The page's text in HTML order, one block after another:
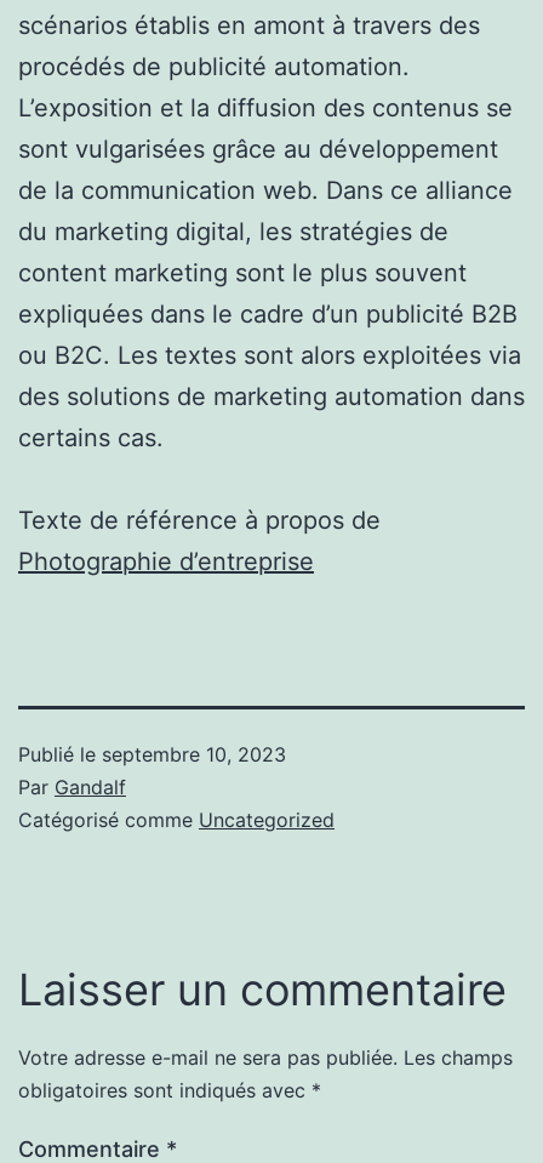
scénarios établis en amont à travers des
procédés de publicité automation.
L’exposition et la diffusion des contenus se
sont vulgarisées grâce au développement
de la communication web. Dans ce alliance
du marketing digital, les stratégies de
content marketing sont le plus souvent
expliquées dans le cadre d’un publicité B2B
ou B2C. Les textes sont alors exploitées via
des solutions de marketing automation dans
certains cas.
Texte de référence à propos de
Photographie d’entreprise
Publié le septembre 10, 2023
Par Gandalf
Catégorisé comme Uncategorized
Laisser un commentaire
Votre adresse e-mail ne sera pas publiée. Les champs
obligatoires sont indiqués avec *
Commentaire *